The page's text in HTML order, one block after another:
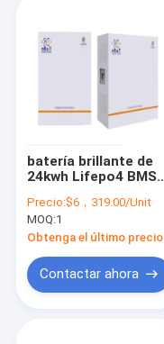
batería brillante de
24kwh Lifepo4 BMS
Precio:$6，319.00/Unit
MOQ:1
Obtenga el último precio
Contactar ahora